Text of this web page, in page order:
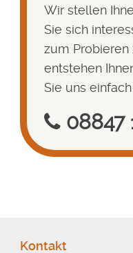
Wir stellen
Sie sich
zum Probieren
entstehen
Sie uns einfach
08847
Kontakt